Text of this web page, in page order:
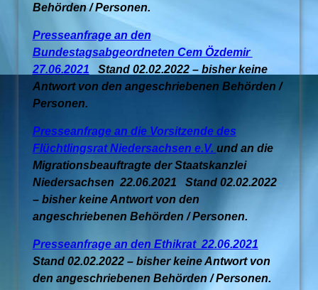
Behörden / Personen.
Presseanfrage an den
Bundestagsabgeordneten Cem Özdemir
27.06.2021 Stand 02.02.2022 – bisher keine
Antwort von den angeschriebenen Behörden /
Personen.
Presseanfrage an die Vorsitzende des
Flüchtlingsrat Niedersachsen e.V. und an die
Migrationsbeauftragte der Staatskanzlei
Niedersachsen 22.06.2021 Stand 02.02.2022
– bisher keine Antwort von den
angeschriebenen Behörden / Personen.
Presseanfrage an den Ethikrat 22.06.2021
Stand 02.02.2022 – bisher keine Antwort von
den angeschriebenen Behörden / Personen.